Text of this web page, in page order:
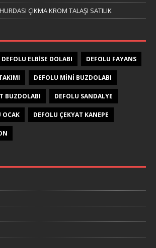
ÇIKMA KROM TALAŞI SATILIK
DEFOLU ELBISE DOLABI DEFOLU FAYANS
DEFOLU MINI BUZDOLABI
BUZDOLABI DEFOLU SANDALYE
OCAK DEFOLU ÇEKYAT KANEPE